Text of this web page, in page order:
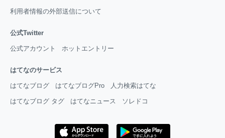
利用者情報の外部送信について
公式Twitter
公式アカウント ホットエントリー
はてなのサービス
はてなブログ はてなブログPro 人力検索はてな
はてなブログ タグ はてなニュース ソレドコ